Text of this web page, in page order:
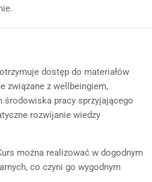
dostęp do materiałów
związane z wellbeingiem,
środowiska pracy sprzyjającego
rozwijanie wiedzy
można realizować w dogodnym
co czyni go wygodnym